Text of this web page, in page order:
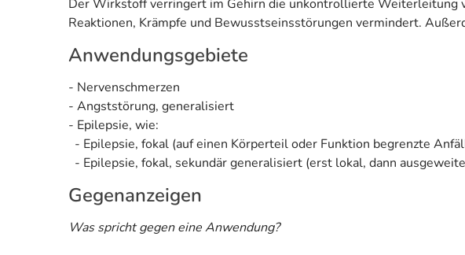
Der Wirkstoff verringert im Gehirn die unkontrollierte Weiterleitung
Reaktionen, Krämpfe und Bewusstseinsstörungen vermindert.
Anwendungsgebiete
- Nervenschmerzen
- Angststörung, generalisiert
- Epilepsie, wie:
- Epilepsie, fokal (auf einen Körperteil oder Funktion begrenzte
- Epilepsie, fokal, sekundär generalisiert (erst lokal, dann
Gegenanzeigen
Was spricht gegen eine Anwendung?